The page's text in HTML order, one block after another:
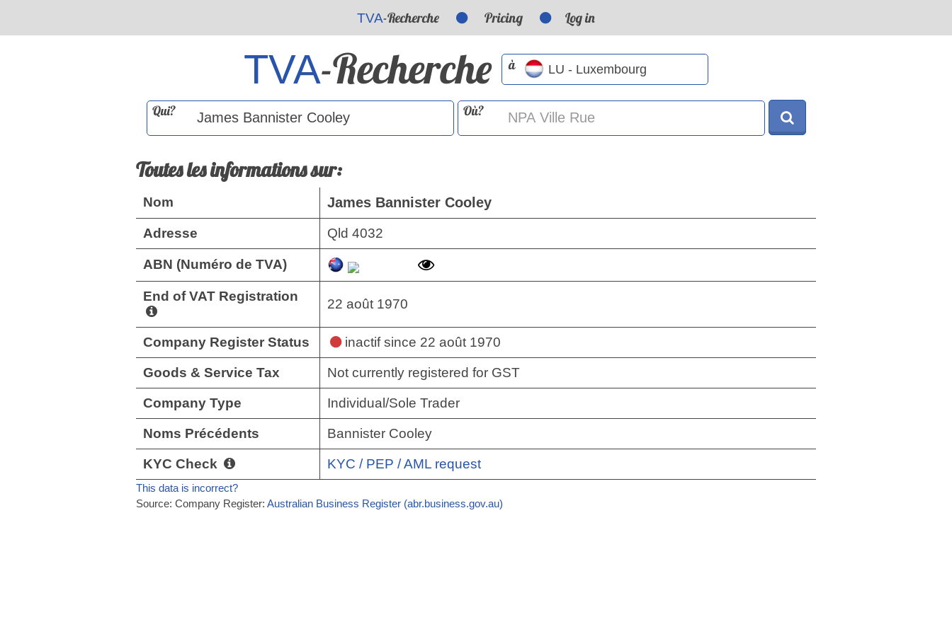
TVA-Recherche Pricing Log in
TVA-Recherche à
Qui? Où?
Toutes les informations sur:
Nom James Bannister Cooley
Adresse Qld 4032
ABN (Numéro de TVA)
End of VAT Registration
22 août 1970
Company Register Status inactifsince 22 août 1970
Goods & Service Tax Not currently registered for GST
Company Type Individual/Sole Trader
Noms Précédents Bannister Cooley
KYC Check KYC / PEP / AML request
This data is incorrect?
Source: Company Register: Australian Business Register (abr.business.gov.au)